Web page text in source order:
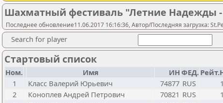
Шахматный фестиваль "Летние Надежды -
Последнее обновление11.06.2017 16:16:36, Автор/Последняя загрузка:
Search for player
Стартовый список
Ном. Имя ИН ФЕД.
1
Класс Валерий Юрьевич 74877 RUS
2
Коноплев Андрей Петрович 70821 RUS